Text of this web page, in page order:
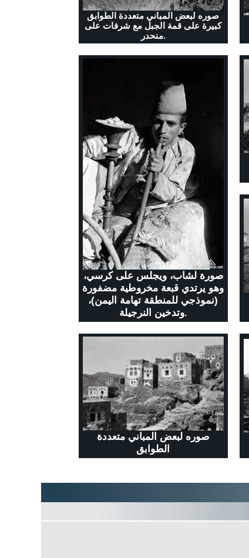
صوره لبعض المباني متعددة الطوابق
كبيرة على قمة الجبل مع شرفات على
منحدر.
صورة لشاب، ويجلس على كرسي،
وهو يرتدي قبعة مخروطية مضفورة
(نموذجي للمنطقة تهامة اليمن)،
وتدخين النرجيلة.
صوره لبعض المباني متعددة
الطوابق